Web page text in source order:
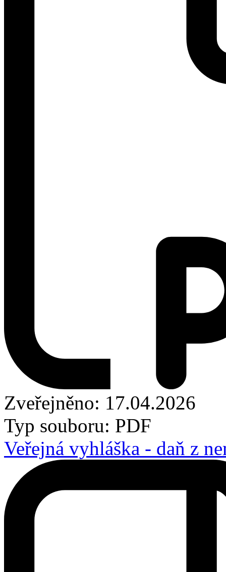
Zveřejněno: 17.04.2026
Typ souboru: PDF
Veřejná vyhláška - daň z